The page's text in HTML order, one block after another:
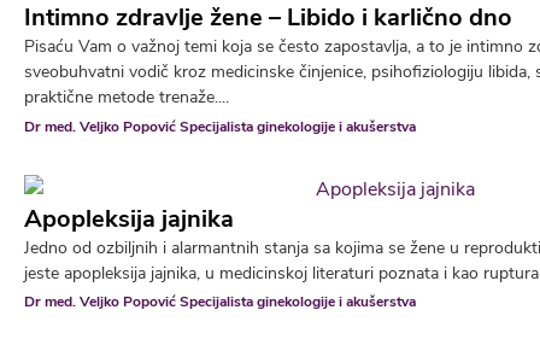
Intimno zdravlje žene – Libido i karlično dno
Pisaću Vam o važnoj temi koja se često zapostavlja, a to je intimno
sveobuhvatni vodič kroz medicinske činjenice, psihofiziologiju libida,
praktične metode trenaže....
Dr med. Veljko Popović Specijalista ginekologije i akušerstva
Apopleksija jajnika
Jedno od ozbiljnih i alarmantnih stanja sa kojima se žene u
jeste apopleksija jajnika, u medicinskoj literaturi poznata i kao
Dr med. Veljko Popović Specijalista ginekologije i akušerstva